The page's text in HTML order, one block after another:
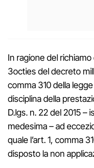
In ragione del
3octies del decreto
comma 310 della
disciplina della
D.lgs. n. 22 del 2015 –
medesima – ad
quale l’art. 1, comma
disposto la non